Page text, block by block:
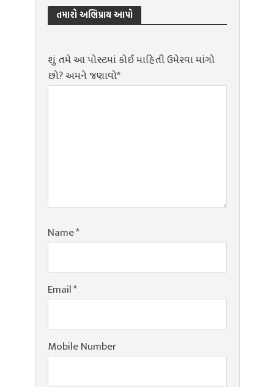
તમારો અભિપ્રાય આપો
શું તમે આ પોસ્ટમાં કોઈ માહિતી ઉમેરવા માંગો
છો? અમને જણાવો*
Name*
Email*
Mobile Number